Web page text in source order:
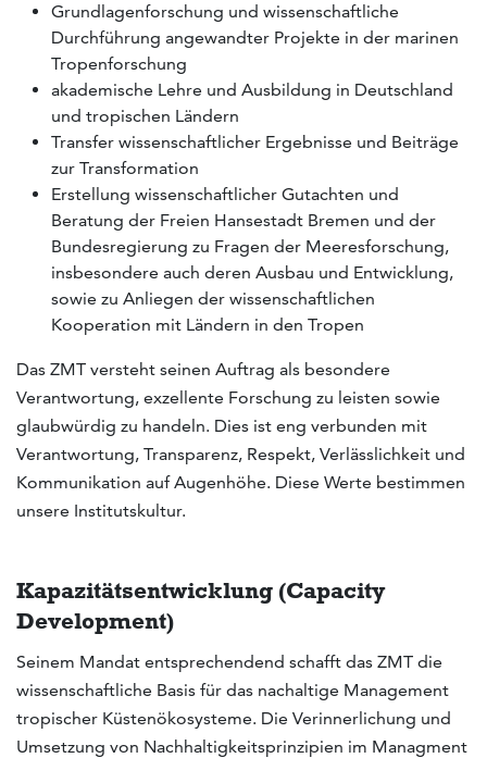
Grundlagenforschung und wissenschaftliche
Durchführung angewandter Projekte in der marinen
Tropenforschung
akademische Lehre und Ausbildung in Deutschland
und tropischen Ländern
Transfer wissenschaftlicher Ergebnisse und Beiträge
zur Transformation
Erstellung wissenschaftlicher Gutachten und
Beratung der Freien Hansestadt Bremen und der
Bundesregierung zu Fragen der Meeresforschung,
insbesondere auch deren Ausbau und Entwicklung,
sowie zu Anliegen der wissenschaftlichen
Kooperation mit Ländern in den Tropen
Das ZMT versteht seinen Auftrag als besondere
Verantwortung, exzellente Forschung zu leisten sowie
glaubwürdig zu handeln. Dies ist eng verbunden mit
Verantwortung, Transparenz, Respekt, Verlässlichkeit und
Kommunikation auf Augenhöhe. Diese Werte bestimmen
unsere Institutskultur.
Kapazitätsentwicklung (Capacity
Development)
Seinem Mandat entsprechendend schafft das ZMT die
wissenschaftliche Basis für das nachaltige Management
tropischer Küstenökosysteme. Die Verinnerlichung und
Umsetzung von Nachhaltigkeitsprinzipien im Managment